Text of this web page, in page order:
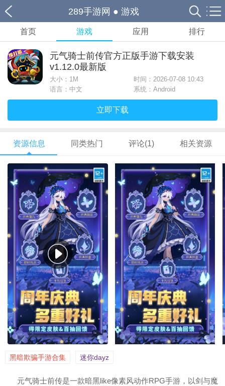
289手游网 ● 游戏
首页 游戏 应用 排行
元气骑士前传官方正版手游下载安装
v1.12.0最新版
大小： 1M
时间：2026-07-08 10:43
语言：中文
系统：Android
立即下载
资源信息 同类热门 评论(1) 相关资源
黑暗欺骗手游合集 迷你dayz
元气骑士前传是一款暗黑like像素风动作RPG手游，以剑与魔